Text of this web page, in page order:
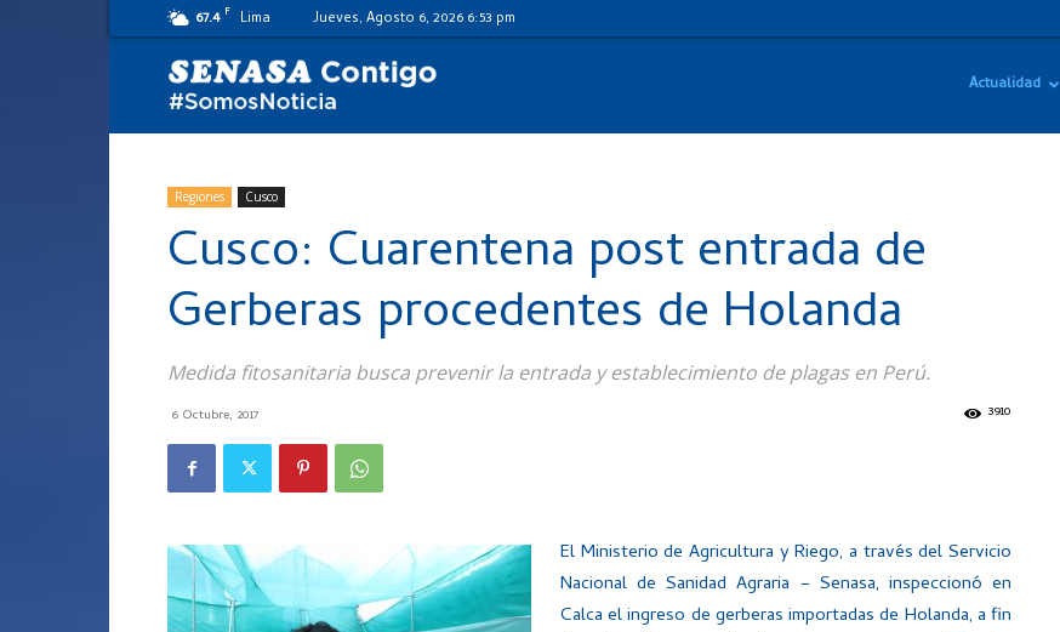
67.4 F Lima Jueves, Agosto 6, 2026 6:53 pm
Actualidad
Regiones Cusco
Cusco: Cuarentena post entrada de
Gerberas procedentes de Holanda
Medida fitosanitaria busca prevenir la entrada y establecimiento de plagas en Perú.
6 Octubre, 2017 3910
El Ministerio de Agricultura y Riego, a través del Servicio
Nacional de Sanidad Agraria – Senasa, inspeccionó en
Calca el ingreso de gerberas importadas de Holanda, a fin